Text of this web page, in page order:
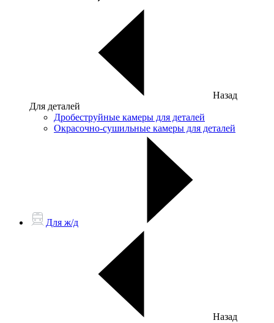
Назад
Для деталей
Дробеструйные камеры для деталей
Окрасочно-сушильные камеры для деталей
Для ж/д
Назад